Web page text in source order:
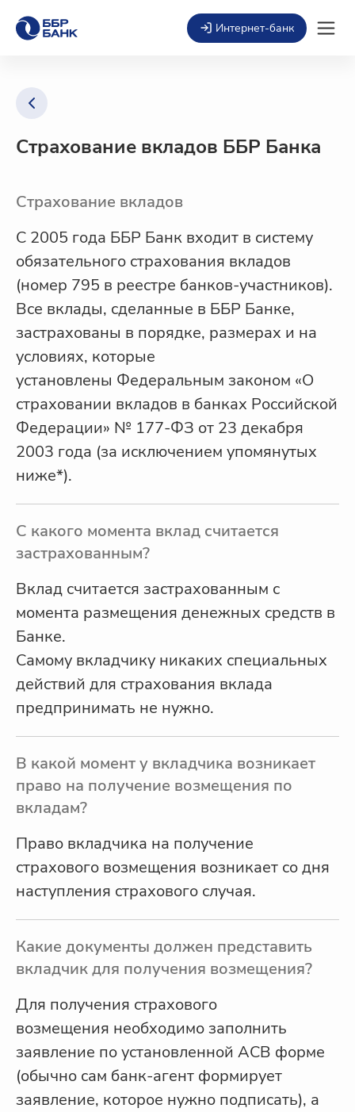
Интернет-банк
Страхование вкладов ББР Банка
Страхование вкладов
С 2005 года ББР Банк входит в систему
обязательного страхования вкладов
(номер 795 в реестре банков-участников).
Все вклады, сделанные в ББР Банке,
застрахованы в порядке, размерах и на
условиях, которые
установлены Федеральным законом «О
страховании вкладов в банках Российской
Федерации» № 177-ФЗ от 23 декабря
2003 года (за исключением упомянутых
ниже*).
С какого момента вклад считается
застрахованным?
Вклад считается застрахованным с
момента размещения денежных средств в
Банке.
Самому вкладчику никаких специальных
действий для страхования вклада
предпринимать не нужно.
В какой момент у вкладчика возникает
право на получение возмещения по
вкладам?
Право вкладчика на получение
страхового возмещения возникает со дня
наступления страхового случая.
Какие документы должен представить
вкладчик для получения возмещения?
Для получения страхового
возмещения необходимо заполнить
заявление по установленной АСВ форме
(обычно сам банк-агент формирует
заявление, которое нужно подписать), а